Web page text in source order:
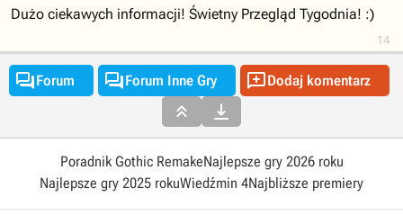
14
Dużo ciekawych informacji! Świetny Przegląd Tygodnia! :)
Forum Forum Inne Gry Dodaj komentarz
 
Poradnik Gothic RemakeNajlepsze gry 2026 roku
Najlepsze gry 2025 rokuWiedźmin 4Najbliższe premiery